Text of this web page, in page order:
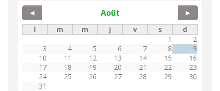
Août
◀ ▶
l m m j v s
d
1
2
3
4 5 6 7 8
9
10
11 12 13 14 15
16
17
18 19 20 21 22
23
24
25 26 27 28 29
30
31